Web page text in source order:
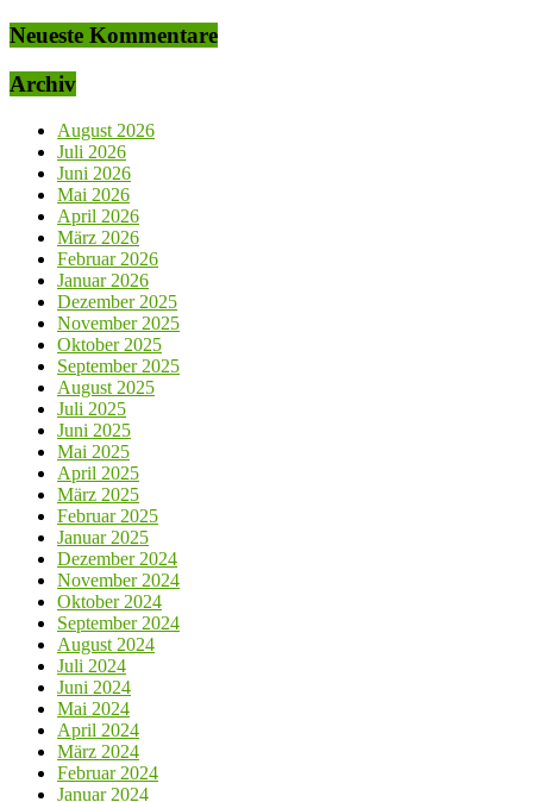
Neueste Kommentare
Archiv
August 2026
Juli 2026
Juni 2026
Mai 2026
April 2026
März 2026
Februar 2026
Januar 2026
Dezember 2025
November 2025
Oktober 2025
September 2025
August 2025
Juli 2025
Juni 2025
Mai 2025
April 2025
März 2025
Februar 2025
Januar 2025
Dezember 2024
November 2024
Oktober 2024
September 2024
August 2024
Juli 2024
Juni 2024
Mai 2024
April 2024
März 2024
Februar 2024
Januar 2024